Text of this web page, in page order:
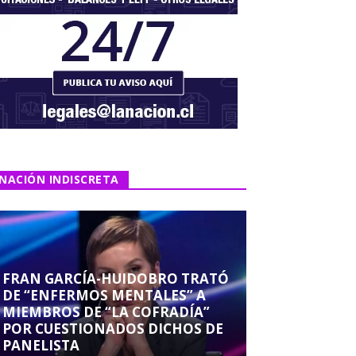
INDISCRETA
FRAN GARCÍA-HUIDOBRO TRATÓ
DE “ENFERMOS MENTALES” A
MIEMBROS DE “LA COFRADÍA”
POR CUESTIONADOS DICHOS DE
PANELISTA